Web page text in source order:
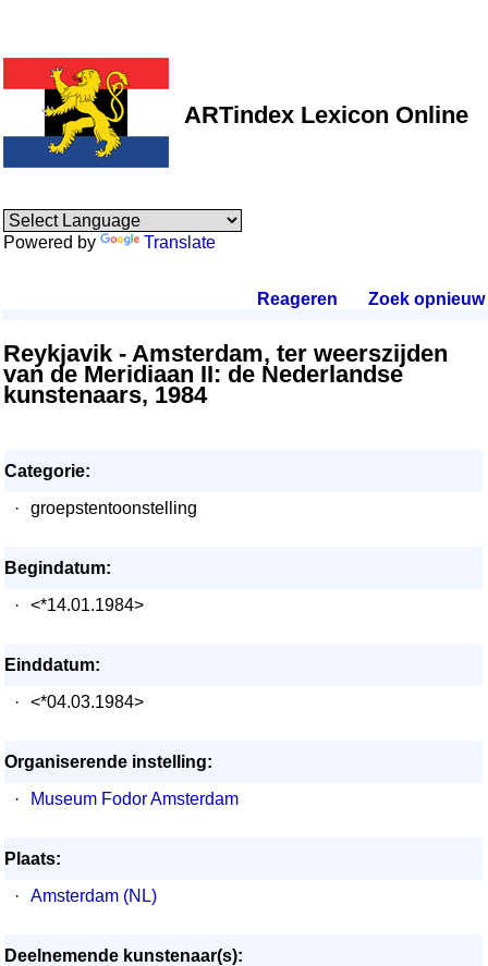
ARTindex Lexicon Online
Powered by Translate
Reageren Zoek opnieuw.
Reykjavik - Amsterdam, ter weerszijden
van de Meridiaan II: de Nederlandse
kunstenaars, 1984
Categorie:
·
groepstentoonstelling
Begindatum:
·
<*14.01.1984>
Einddatum:
·
<*04.03.1984>
Organiserende instelling:
·
Museum Fodor Amsterdam
Plaats:
·
Amsterdam (NL)
Deelnemende kunstenaar(s):